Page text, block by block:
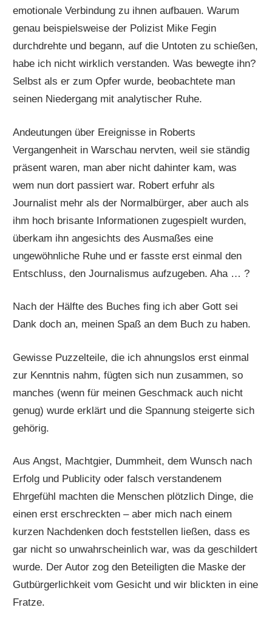
emotionale Verbindung zu ihnen aufbauen. Warum
genau beispielsweise der Polizist Mike Fegin
durchdrehte und begann, auf die Untoten zu schießen,
habe ich nicht wirklich verstanden. Was bewegte ihn?
Selbst als er zum Opfer wurde, beobachtete man
seinen Niedergang mit analytischer Ruhe.
Andeutungen über Ereignisse in Roberts
Vergangenheit in Warschau nervten, weil sie ständig
präsent waren, man aber nicht dahinter kam, was
wem nun dort passiert war. Robert erfuhr als
Journalist mehr als der Normalbürger, aber auch als
ihm hoch brisante Informationen zugespielt wurden,
überkam ihn angesichts des Ausmaßes eine
ungewöhnliche Ruhe und er fasste erst einmal den
Entschluss, den Journalismus aufzugeben. Aha … ?
Nach der Hälfte des Buches fing ich aber Gott sei
Dank doch an, meinen Spaß an dem Buch zu haben.
Gewisse Puzzelteile, die ich ahnungslos erst einmal
zur Kenntnis nahm, fügten sich nun zusammen, so
manches (wenn für meinen Geschmack auch nicht
genug) wurde erklärt und die Spannung steigerte sich
gehörig.
Aus Angst, Machtgier, Dummheit, dem Wunsch nach
Erfolg und Publicity oder falsch verstandenem
Ehrgefühl machten die Menschen plötzlich Dinge, die
einen erst erschreckten – aber mich nach einem
kurzen Nachdenken doch feststellen ließen, dass es
gar nicht so unwahrscheinlich war, was da geschildert
wurde. Der Autor zog den Beteiligten die Maske der
Gutbürgerlichkeit vom Gesicht und wir blickten in eine
Fratze.